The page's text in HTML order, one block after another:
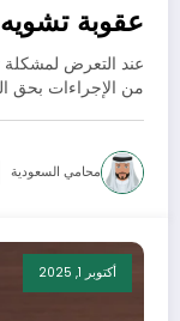
عقوبة
عند التعرض لمشكلة
من الإجراءات بحق
محامي السعودية
أكتوبر 1, 2025